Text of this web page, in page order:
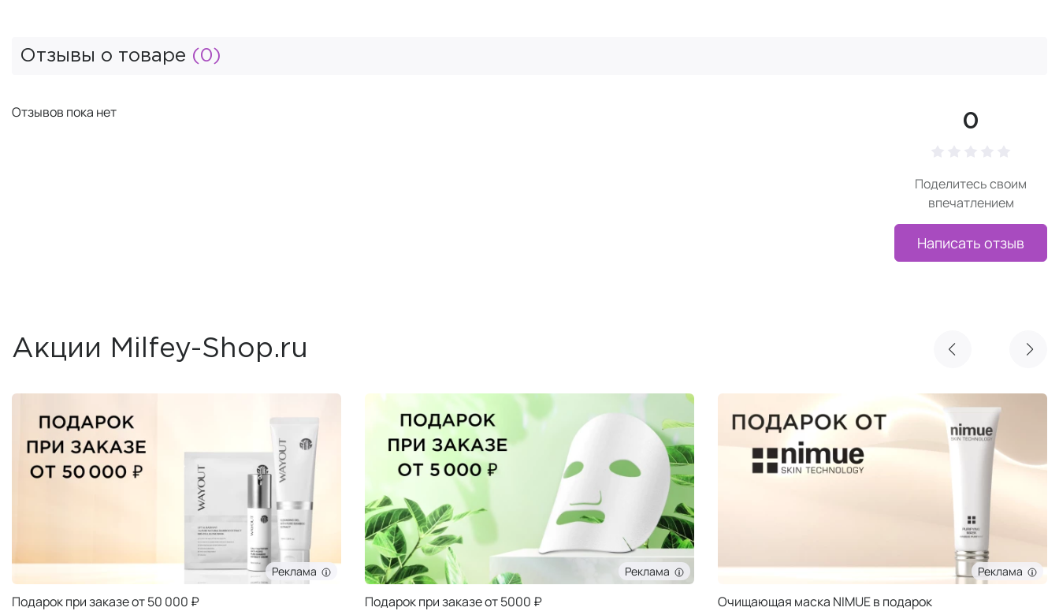
Отзывы о товаре (0)
0
Поделитесь своим
впечатлением
Написать отзыв
Отзывов пока нет
Акции Milfey-Shop.ru
Реклама
Подарок при заказе от 50 000 ₽
Реклама
Подарок при заказе от 5000 ₽
Реклама
Очищающая маска NIMUE в подарок